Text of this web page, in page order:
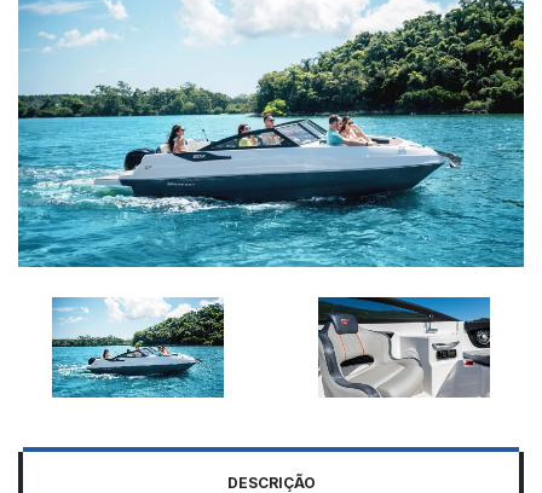
DESCRIÇÃO